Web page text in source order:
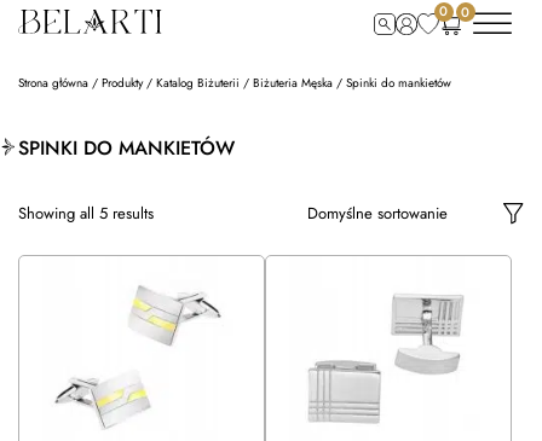
0 0
Strona główna / Produkty/ Katalog Biżuterii / Biżuteria Męska / Spinki do mankietów
SPINKI DO MANKIETÓW
Showing all 5 results